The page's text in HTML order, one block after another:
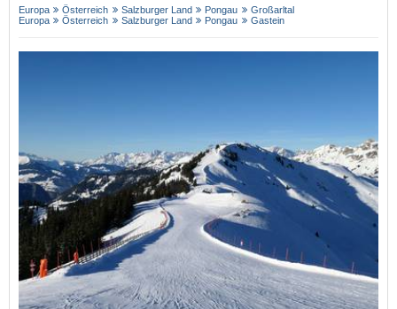
Europa Österreich Salzburger Land Pongau
Großarltal
Europa
Österreich Salzburger Land Pongau Gastein